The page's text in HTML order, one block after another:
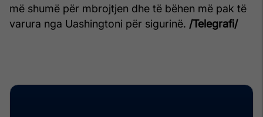
më shumë për mbrojtjen dhe të bëhen më pak të
varura nga Uashingtoni për sigurinë. /Telegrafi/